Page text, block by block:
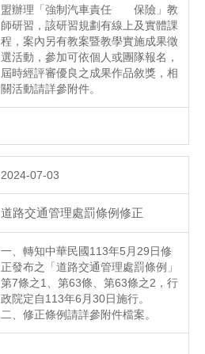
盟辦理「強制汽車責任 保險」教
師研習，該研習規劃有線上及實體課
程，案內另有教案暨教學實施成果徵
選活動，參加可依個人或團隊報名，
屆時經評審優良之成果作品敘獎，相
關活動請詳參附件。
2024-07-03
道路交通管理處罰條例修正
一、轉知中華民國113年5月29日修
正發布之「道路交通管理處罰條例」
第7條之1、第63條、第63條之2，行
政院定自113年6月30日施行。
二、修正條例請詳參附件檔案。